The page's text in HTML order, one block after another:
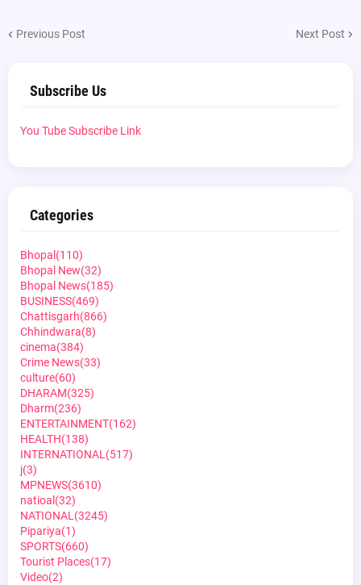
Previous Post Next Post
Subscribe Us
You Tube Subscribe Link
Categories
Bhopal (110)
Bhopal New(32)
Bhopal News(185)
BUSINESS(469)
Chattisgarh(866)
Chhindwara(8)
cinema(384)
Crime News(33)
culture(60)
DHARAM(325)
Dharm(236)
ENTERTAINMENT(162)
HEALTH(138)
INTERNATIONAL (517)
j(3)
MPNEWS(3610)
natioal (32)
NATIONAL (3245)
Pipariya(1)
SPORTS(660)
Tourist Places(17)
Video(2)